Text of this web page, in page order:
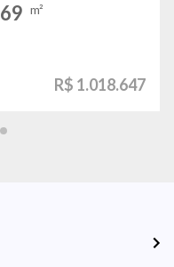
69 m²
R$ 1.018.647